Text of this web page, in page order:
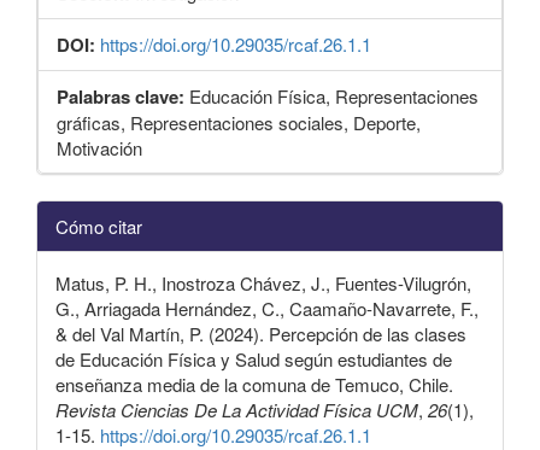
DOI: https://doi.org/10.29035/rcaf.26.1.1
Palabras clave: Educación Física, Representaciones
gráficas, Representaciones sociales, Deporte,
Motivación
Detalles
del
artículo
Cómo citar
Matus, P. H., Inostroza Chávez, J., Fuentes-Vilugrón,
G., Arriagada Hernández, C., Caamaño-Navarrete, F.,
& del Val Martín, P. (2024). Percepción de las clases
de Educación Física y Salud según estudiantes de
enseñanza media de la comuna de Temuco, Chile.
Revista Ciencias De La Actividad Física UCM, 26(1),
1-15. https://doi.org/10.29035/rcaf.26.1.1